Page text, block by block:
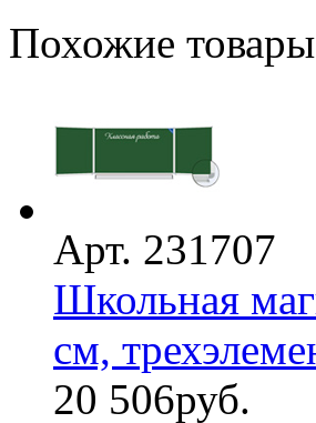
Похожие товары
Арт. 231707
Школьная
см,
20 506руб.